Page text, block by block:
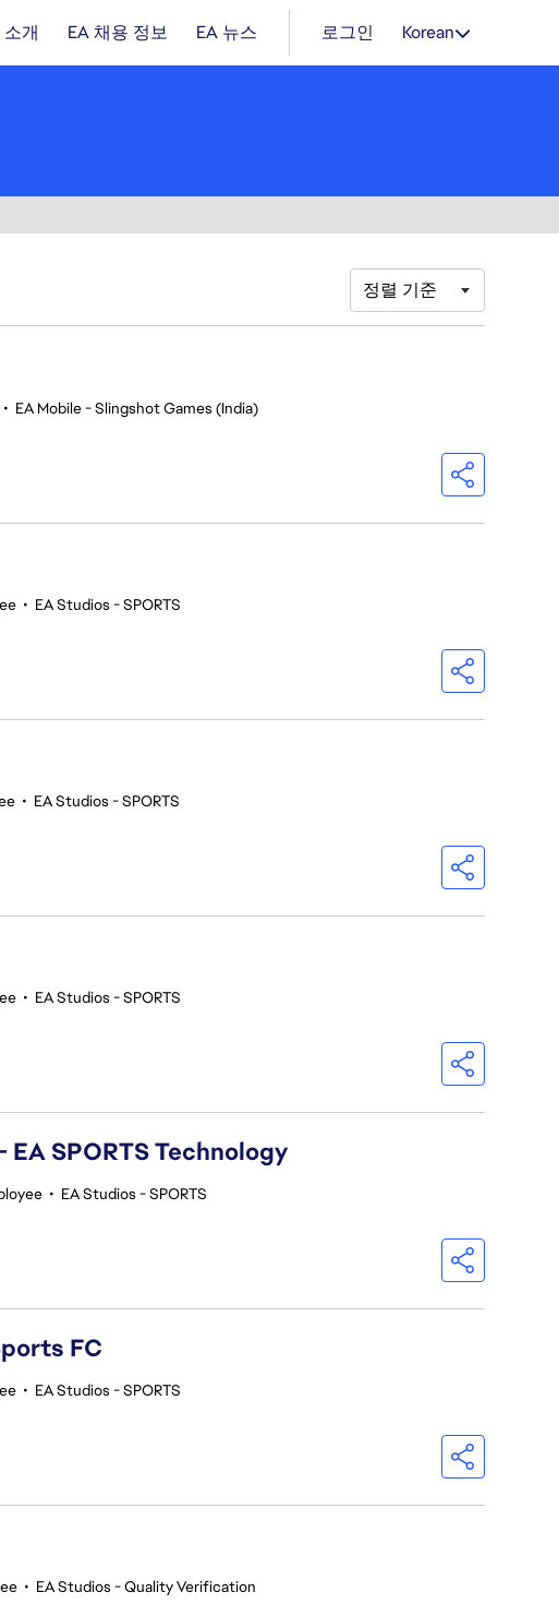
소개 EA 채용 정보 EA 뉴스 로그인 Korean
정렬 기준
• EA Mobile - Slingshot Games (India)
• EA Studios - SPORTS
• EA Studios - SPORTS
• EA Studios - SPORTS
SPORTS Technology
• EA Studios - SPORTS
FC
• EA Studios - SPORTS
• EA Studios - Quality Verification